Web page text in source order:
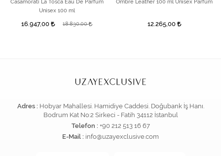
Casamorati La Tosca Eau De Parfum
Unisex 100 ml
16.947,00 18.830,00
Ombre Leather 100 ml Unisex Parfüm
12.265,00
Adres : Hobyar Mahallesi. Hamidiye Caddesi. Doğubank İş Hanı.
Bodrum Kat No:2 Sirkeci - Fatih 34112 İstanbul
Telefon : +90 212 513 16 67
E-Mail : info@uzayexclusive.com